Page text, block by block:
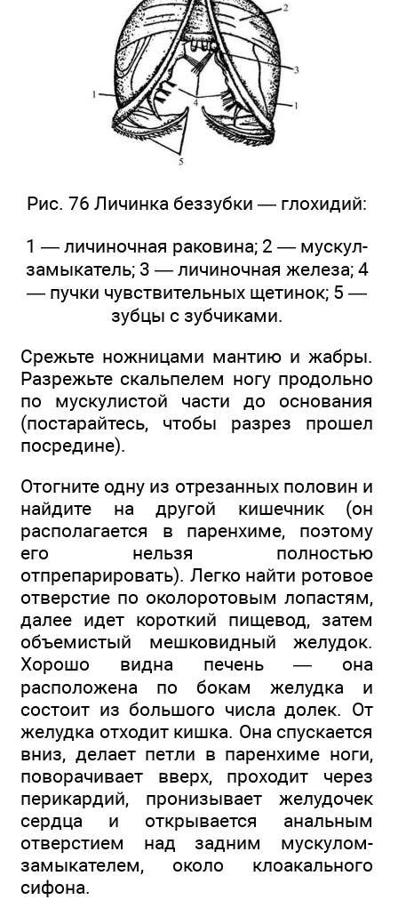
Рис. 76 Личинка беззубки — глохидий:
1 — личиночная раковина; 2 — мускул-
замыкатель; 3 — личиночная железа; 4
— пучки чувствительных щетинок; 5 —
зубцы с зубчиками.
Срежьте ножницами мантию и жабры.
Разрежьте скальпелем ногу продольно
по мускулистой части до основания
(постарайтесь, чтобы разрез прошел
посредине).
Отогните одну из отрезанных половин и
найдите на другой кишечник (он
располагается в паренхиме, поэтому
его нельзя полностью
отпрепарировать). Легко найти ротовое
отверстие по околоротовым лопастям,
далее идет короткий пищевод, затем
объемистый мешковидный желудок.
Хорошо видна печень — она
расположена по бокам желудка и
состоит из большого числа долек. От
желудка отходит кишка. Она спускается
вниз, делает петли в паренхиме ноги,
поворачивает вверх, проходит через
перикардий, пронизывает желудочек
сердца и открывается анальным
отверстием над задним мускулом-
замыкателем, около клоакального
сифона.